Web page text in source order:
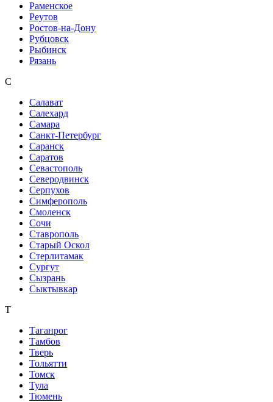
Раменское
Реутов
Ростов-на-Дону
Рубцовск
Рыбинск
Рязань
С
Салават
Салехард
Самара
Санкт-Петербург
Саранск
Саратов
Севастополь
Северодвинск
Серпухов
Симферополь
Смоленск
Сочи
Ставрополь
Старый Оскол
Стерлитамак
Сургут
Сызрань
Сыктывкар
Т
Таганрог
Тамбов
Тверь
Тольятти
Томск
Тула
Тюмень